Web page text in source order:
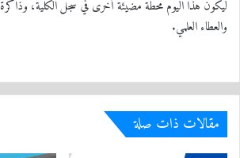
ليكون هذا اليوم محطة مضيئة أخرى في سجل الكلية، وذاكرة
والعطاء العلمي.
مقالات ذات صلة